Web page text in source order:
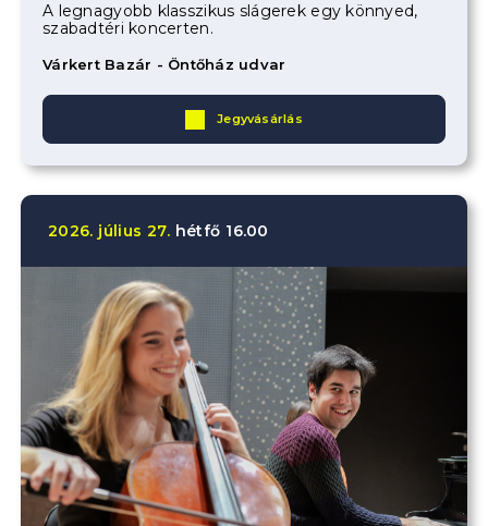
A legnagyobb klasszikus slágerek egy könnyed,
szabadtéri koncerten.
Várkert Bazár - Öntőház udvar
Jegyvásárlás
2026. július 27. hétfő 16.00